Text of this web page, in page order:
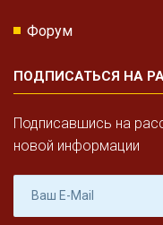
Форум
ПОДПИСАТЬСЯ НА
Подписавшись на
новой информации